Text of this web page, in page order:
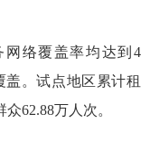
络覆盖率均达到4
盖。试点地区累计租
62.88万人次。